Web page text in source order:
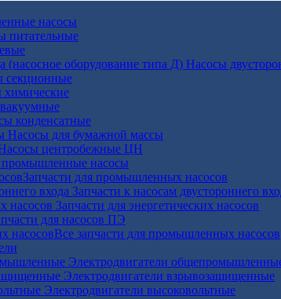
насосы
питательные
Насосы
секционные
химические
конденсатные
Насосы для бумажной массы
центробежные ЦН
промышленные насосы
Запчасти для промышленных насосов
Запчасти к насосам двустороннего
Запчасти для энергетических насосов
для насосов ПЭ
Все запчасти для промышленных насосов
Электродвигатели
Электродвигатели взрывозащищенные
Электродвигатели высоковольтные